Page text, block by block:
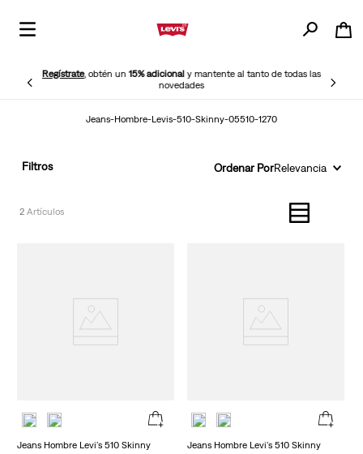
Regístrate, obtén un15% adicionaly mantente al tanto de todas las
novedades
Jeans-Hombre-Levis-510-Skinny-05510-1270
Filtros Ordenar PorRelevancia
2
Jeans Hombre Levi's 510 Skinny Jeans Hombre Levi's 510 Skinny